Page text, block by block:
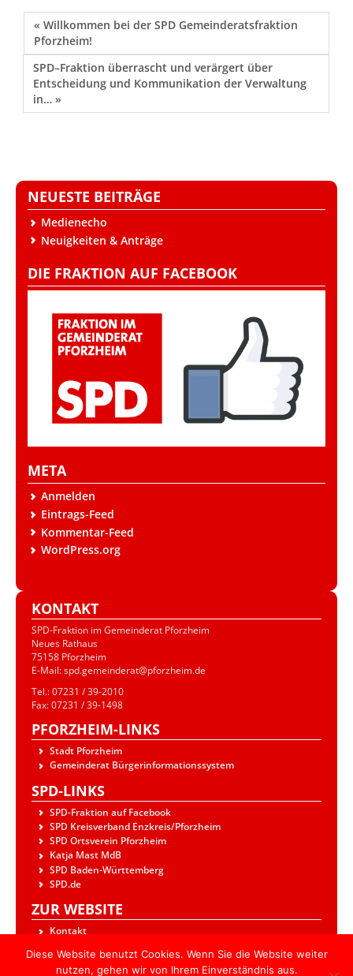
NEUESTE BEITRÄGE
Medienecho
Neuigkeiten & Anträge
DIE FRAKTION AUF FACEBOOK
META
Anmelden
Eintrags-Feed
Kommentar-Feed
WordPress.org
« Willkommen bei der SPD Gemeinderatsfraktion
Pforzheim!
SPD–Fraktion überrascht und verärgert über
Entscheidung und Kommunikation der Verwaltung
in… »
KONTAKT
SPD-Fraktion im Gemeinderat Pforzheim
Neues Rathaus
75158 Pforzheim
E-Mail: spd.gemeinderat@pforzheim.de
Tel.: 07231 / 39-2010
Fax: 07231 / 39-1498
PFORZHEIM-LINKS
Stadt Pforzheim
Gemeinderat Bürgerinformationssystem
SPD-LINKS
SPD-Fraktion auf Facebook
SPD Kreisverband Enzkreis/Pforzheim
SPD Ortsverein Pforzheim
Katja Mast MdB
SPD Baden-Württemberg
SPD.de
ZUR WEBSITE
Kontakt
Impressum
Diese Website benutzt Cookies. Wenn Sie die Website weiter
nutzen, gehen wir von Ihrem Einverständnis aus.